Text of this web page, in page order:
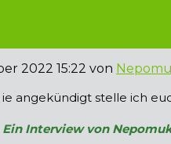
2022 15:22 von
ie angekündigt stelle ich
Ein Interview von